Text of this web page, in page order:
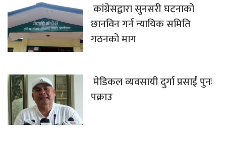
कांग्रेसद्वारा सुनसरी घटनाको
छानविन गर्न न्यायिक समिति
गठनको माग
मेडिकल व्यवसायी दुर्गा प्रसाईं पुनः
पक्राउ